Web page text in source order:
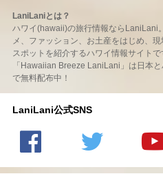
LaniLaniとは？
ハワイ(hawaii)の旅行情報ならLaniLani
メ、ファッション、お土産をはじめ、
スポットを紹介するハワイ情報サイト
「Hawaiian Breeze LaniLani」は日本
で無料配布中！
LaniLani公式SNS